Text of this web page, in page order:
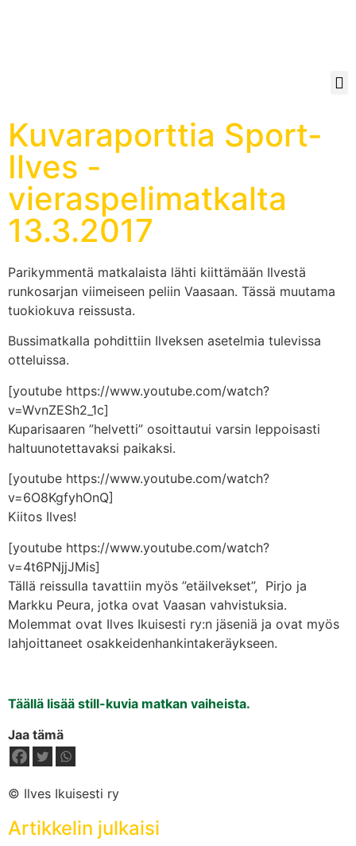
Kuvaraporttia Sport-
Ilves -
vieraspelimatkalta
13.3.2017
Parikymmentä matkalaista lähti kiittämään Ilvestä
runkosarjan viimeiseen peliin Vaasaan. Tässä muutama
tuokiokuva reissusta.
Bussimatkalla pohdittiin Ilveksen asetelmia tulevissa
otteluissa.
[youtube https://www.youtube.com/watch?
v=WvnZESh2_1c]
Kuparisaaren ”helvetti” osoittautui varsin leppoisasti
haltuunotettavaksi paikaksi.
[youtube https://www.youtube.com/watch?
v=6O8KgfyhOnQ]
Kiitos Ilves!
[youtube https://www.youtube.com/watch?
v=4t6PNjjJMis]
Tällä reissulla tavattiin myös ”etäilvekset”, Pirjo ja
Markku Peura, jotka ovat Vaasan vahvistuksia.
Molemmat ovat Ilves Ikuisesti ry:n jäseniä ja ovat myös
lahjoittaneet osakkeidenhankintakeräykseen.
Täällä lisää still-kuvia matkan vaiheista.
Jaa tämä
© Ilves Ikuisesti ry
Artikkelin julkaisi